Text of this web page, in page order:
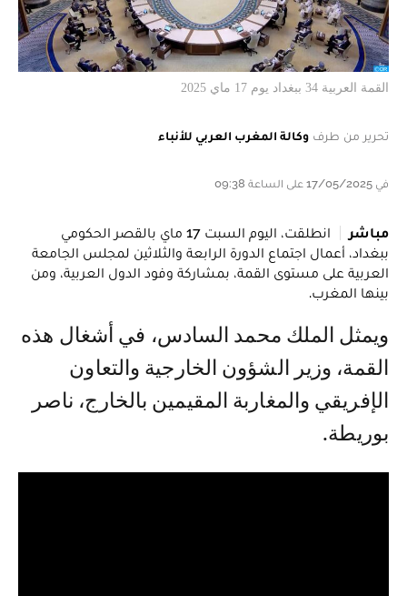
القمة العربية 34 ببغداد يوم 17 ماي 2025
تحرير من طرف وكالة المغرب العربي للأنباء
في 17/05/2025 على الساعة 09:38
مباشر
انطلقت، اليوم السبت 17 ماي بالقصر الحكومي
ببغداد، أعمال اجتماع الدورة الرابعة والثلاثين لمجلس الجامعة
العربية على مستوى القمة، بمشاركة وفود الدول العربية، ومن
بينها المغرب.
ويمثل الملك محمد السادس، في أشغال هذه
القمة، وزير الشؤون الخارجية والتعاون
الإفريقي والمغاربة المقيمين بالخارج، ناصر
بوريطة.